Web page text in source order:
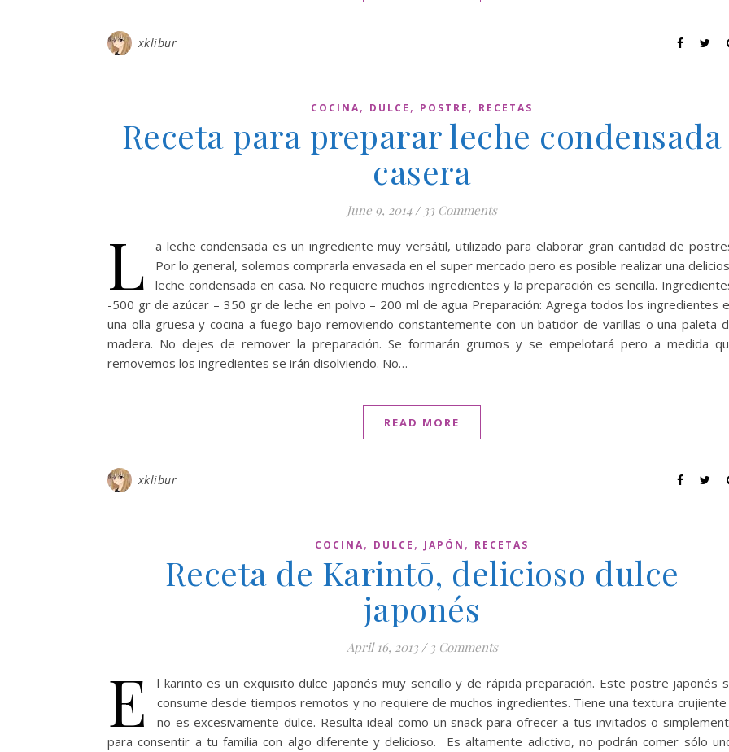
xklibur
COCINA, DULCE , POSTRE , RECETAS
Receta para preparar leche condensada
casera
June 9, 2014 / 33 Comments
L
a leche condensada es un ingrediente muy versátil, utilizado para elaborar gran cantidad de
Por lo general, solemos comprarla envasada en el super mercado pero es posible realizar una
leche condensada en casa. No requiere muchos ingredientes y la preparación es sencilla.
-500 gr de azúcar – 350 gr de leche en polvo – 200 ml de agua Preparación: Agrega todos los ingredientes
una olla gruesa y cocina a fuego bajo removiendo constantemente con un batidor de varillas o una paleta
madera. No dejes de remover la preparación. Se formarán grumos y se empelotará pero a medida
removemos los ingredientes se irán disolviendo. No…
READ MORE
xklibur
COCINA, DULCE , JAPÓN , RECETAS
Receta de Karintō, delicioso dulce
japonés
April 16, 2013 / 3 Comments
E
l karintō es un exquisito dulce japonés muy sencillo y de rápida preparación. Este postre japonés
consume desde tiempos remotos y no requiere de muchos ingredientes. Tiene una textura crujiente
no es excesivamente dulce. Resulta ideal como un snack para ofrecer a tus invitados o
para consentir a tu familia con algo diferente y delicioso. Es altamente adictivo, no podrán comer sólo